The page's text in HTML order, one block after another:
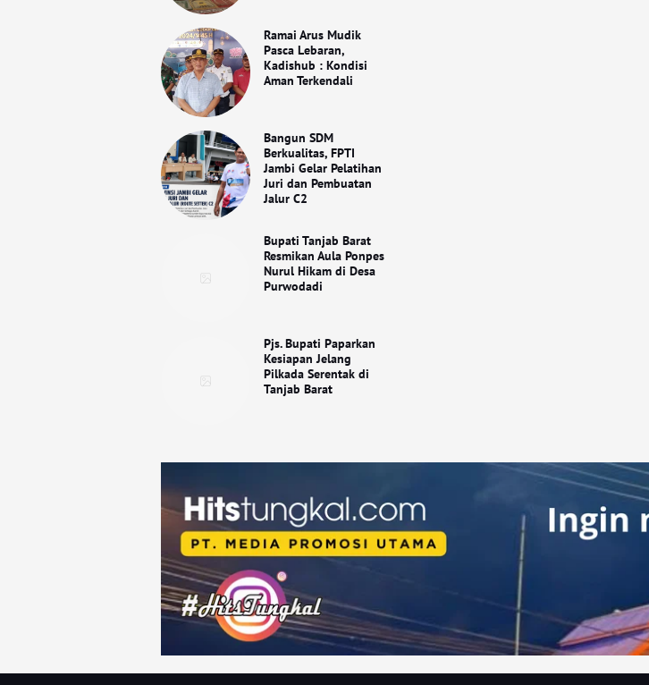
Ramai Arus Mudik
Pasca Lebaran,
Kadishub : Kondisi
Aman Terkendali
Bangun SDM
Berkualitas, FPTI
Jambi Gelar Pelatihan
Juri dan Pembuatan
Jalur C2
Bupati Tanjab Barat
Resmikan Aula Ponpes
Nurul Hikam di Desa
Purwodadi
Pjs. Bupati Paparkan
Kesiapan Jelang
Pilkada Serentak di
Tanjab Barat